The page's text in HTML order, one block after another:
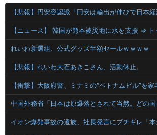
れいわ新選組、公式グッズ半額セールｗｗｗｗ
【悲報】れいわ大石あきこさん、活動休止。
イオン爆発事故の遺族、社長発言にブチギレ「本